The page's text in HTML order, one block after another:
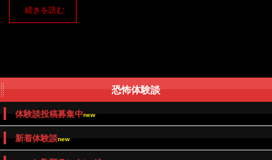
続きを読む
恐怖体験談
体験談投稿募集中new
新着体験談new